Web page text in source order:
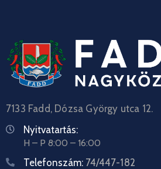
7133 Fadd, Dózsa György utca 12.
Nyitvatartás:
H – P 8:00 – 16:00
Telefonszám: 74/447-182